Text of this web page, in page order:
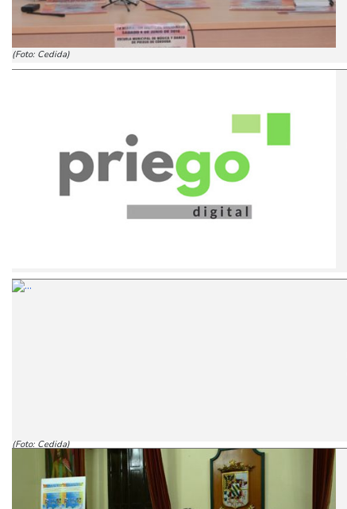
(Foto: Cedida)
(Foto: Cedida)